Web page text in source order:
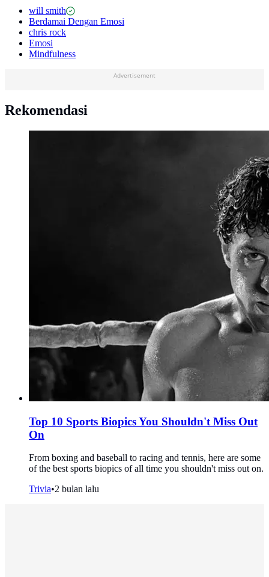
will smith
Berdamai Dengan Emosi
chris rock
Emosi
Mindfulness
Advertisement
Rekomendasi
Top 10 Sports Biopics You Shouldn't Miss Out
On
From boxing and baseball to racing and tennis, here are some
of the best sports biopics of all time you shouldn't miss out on.
Trivia•2 bulan lalu